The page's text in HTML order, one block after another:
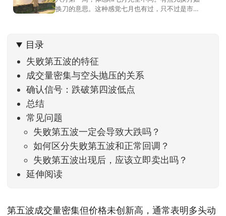
换刀的意思。这种感觉七月也有过，只不过是市场
家感受到了春天般的暖风。指数涨了百点，交易额
回暖到2
目录
失败第五波的特征
成交量密集与空头抛压的关系
确认信号：跌破第四波低点
总结
常见问题
失败第五波一定会导致大跌吗？
如何区分失败第五波和正常回调？
失败第五波出现后，应该立即卖出吗？
延伸阅读
第五波成交量密集但价格未创新高，通常表明多头动